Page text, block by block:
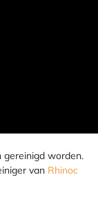
worden.
van Rhinoc